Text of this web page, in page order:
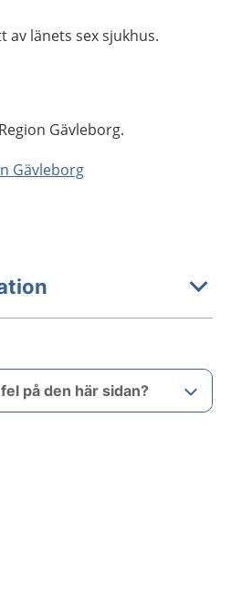
av länets sex sjukhus.
Gävleborg.
Gävleborg
på den här sidan?